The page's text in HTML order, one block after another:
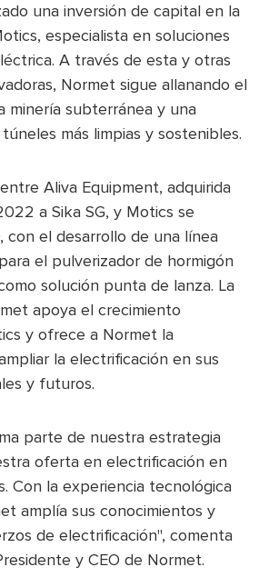
una inversión de capital en la
especialista en soluciones
A través de esta y otras
Normet sigue allanando el
minería subterránea y una
más limpias y sostenibles.
Aliva Equipment, adquirida
a Sika SG, y Motics se
con el desarrollo de una línea
el pulverizador de hormigón
solución punta de lanza. La
apoya el crecimiento
y ofrece a Normet la
la electrificación en sus
y futuros.
parte de nuestra estrategia
oferta en electrificación en
Con la experiencia tecnológica
amplía sus conocimientos y
de electrificación", comenta
y CEO de Normet.